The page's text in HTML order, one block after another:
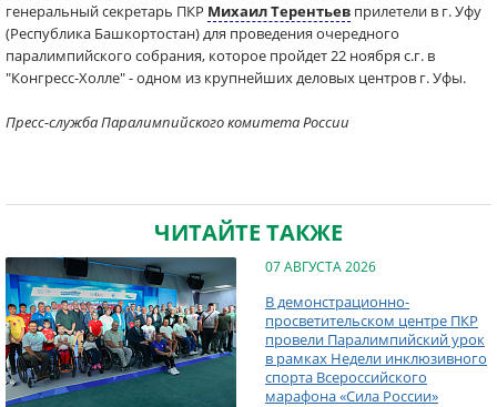
генеральный секретарь ПКР Михаил Терентьев прилетели в г. Уфу
(Республика Башкортостан) для проведения очередного
паралимпийского собрания, которое пройдет 22 ноября с.г. в
"Конгресс-Холле" - одном из крупнейших деловых центров г. Уфы.
Пресс-служба Паралимпийского комитета России
ЧИТАЙТЕ ТАКЖЕ
07 АВГУСТА 2026
В демонстрационно-
просветительском центре ПКР
провели Паралимпийский урок
в рамках Недели инклюзивного
спорта Всероссийского
марафона «Сила России»